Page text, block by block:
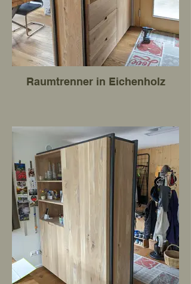
Raumtrenner in Eichenholz